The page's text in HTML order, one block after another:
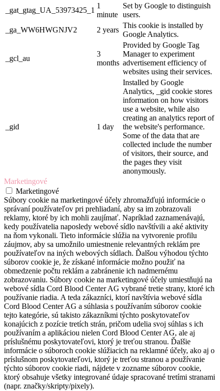
_gat_gtag_UA_53973425_1
1
minute
Set by Google to distinguish
users.
_ga_WW6HWGNJV2
2 years
This cookie is installed by
Google Analytics.
_gcl_au
3
months
Provided by Google Tag
Manager to experiment
advertisement efficiency of
websites using their services.
_gid 1 day
Installed by Google
Analytics, _gid cookie stores
information on how visitors
use a website, while also
creating an analytics report of
the website's performance.
Some of the data that are
collected include the number
of visitors, their source, and
the pages they visit
anonymously.
Marketingové
Marketingové
Súbory cookie na marketingové účely zhromažďujú informácie o
správaní používateľov pri prehliadaní, aby sa im zobrazovali
reklamy, ktoré by ich mohli zaujímať. Napríklad zaznamenávajú,
kedy používatelia naposledy webové sídlo navštívili a aké aktivity
na ňom vykonali. Tieto informácie slúžia na vytvorenie profilu
záujmov, aby sa umožnilo umiestnenie relevantných reklám pre
používateľov na iných webových sídlach. Ďalšou výhodou týchto
súborov cookie je, že získané informácie možno použiť na
obmedzenie počtu reklám a zabránenie ich nadmernému
zobrazovaniu. Súbory cookie na marketingové účely umiestňujú na
webové sídla Cord Blood Center AG vybrané tretie strany, ktoré ich
používanie riadia. A teda zákazníci, ktorí navštívia webové sídla
Cord Blood Center AG a súhlasia s používaním súborov cookie
tejto kategórie, sú takisto zákazníkmi týchto poskytovateľov
konajúcich z pozície tretích strán, pričom udelia svoj súhlas s ich
používaním a aplikáciou nielen Cord Blood Center AG, ale aj
príslušnému poskytovateľovi, ktorý je treťou stranou. Ďalšie
informácie o súboroch cookie slúžiacich na reklamné účely, ako aj o
príslušnom poskytovateľovi, ktorý je treťou stranou a používanie
týchto súborov cookie riadi, nájdete v zozname súborov cookie,
ktorý obsahuje všetky integrované údaje spracované tretími stranami
(napr. značky/skripty/pixely).